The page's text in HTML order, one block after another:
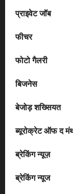
प्राइवेट जॉब
फीचर
फोटो गैलरी
बिजनेस
बेजोड़ शख्सियत
ब्यूरोक्रेट ऑफ द
ब्रेकिंग न्यूज़
ब्रेकिंग न्यूज